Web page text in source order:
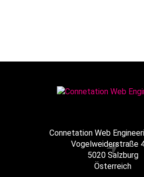
Connetation Web
Vogelweiderstraße
5020 Salzburg
Österreich